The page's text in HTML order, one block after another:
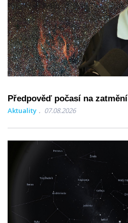
Předpověď počasí na zatmění
Aktuality 07.08.2026